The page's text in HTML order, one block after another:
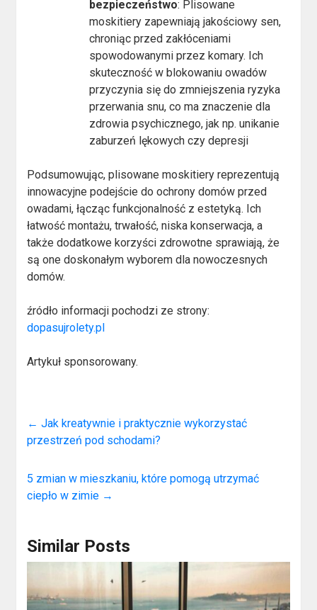
bezpieczeństwo: Plisowane
moskitiery zapewniają jakościowy sen,
chroniąc przed zakłóceniami
spowodowanymi przez komary. Ich
skuteczność w blokowaniu owadów
przyczynia się do zmniejszenia ryzyka
przerwania snu, co ma znaczenie dla
zdrowia psychicznego, jak np. unikanie
zaburzeń lękowych czy depresji​
Podsumowując, plisowane moskitiery reprezentują
innowacyjne podejście do ochrony domów przed
owadami, łącząc funkcjonalność z estetyką. Ich
łatwość montażu, trwałość, niska konserwacja, a
także dodatkowe korzyści zdrowotne sprawiają, że
są one doskonałym wyborem dla nowoczesnych
domów.
źródło informacji pochodzi ze strony:
dopasujrolety.pl
Artykuł sponsorowany.
← Jak kreatywnie i praktycznie wykorzystać
przestrzeń pod schodami?
5 zmian w mieszkaniu, które pomogą utrzymać
ciepło w zimie →
Similar Posts